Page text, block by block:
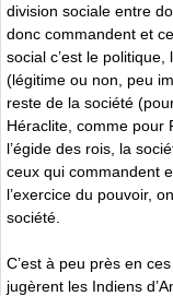
division sociale entre
donc commandent et
social c’est le politique,
(légitime ou non, peu
reste de la société
Héraclite, comme pour
l’égide des rois, la
ceux qui commandent
l’exercice du pouvoir,
société.
C’est à peu près en
jugèrent les Indiens